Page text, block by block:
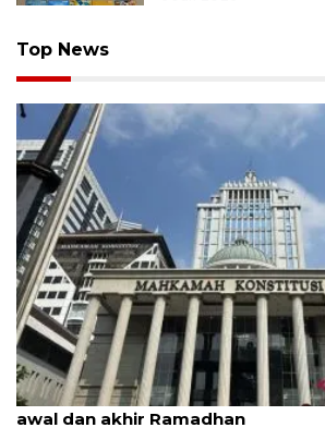
Top News
MK uji materi UU Peradilan
awal dan akhir Ramadhan